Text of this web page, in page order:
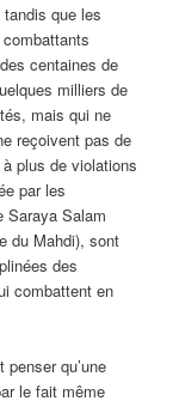
que les
centaines de
milliers de
mais qui ne
reçoivent pas de
plus de violations
par les
Saraya Salam
du Mahdi), sont
des
combattent en
qu’une
le fait même